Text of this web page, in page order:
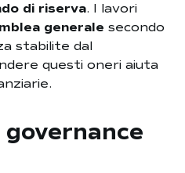
di riserva. I lavori
generale secondo
stabilite dal
questi oneri aiuta